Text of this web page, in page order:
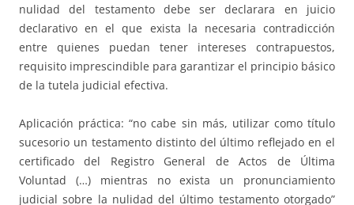
nulidad del testamento debe ser declarara en juicio
declarativo en el que exista la necesaria contradicción
entre quienes puedan tener intereses contrapuestos,
requisito imprescindible para garantizar el principio básico
de la tutela judicial efectiva.
Aplicación práctica: “no cabe sin más, utilizar como título
sucesorio un testamento distinto del último reflejado en el
certificado del Registro General de Actos de Última
Voluntad (…) mientras no exista un pronunciamiento
judicial sobre la nulidad del último testamento otorgado”